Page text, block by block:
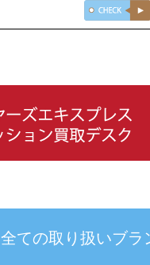
全ての取り扱いブラ